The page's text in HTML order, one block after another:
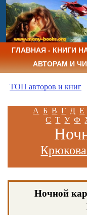
ГЛАВНАЯ - КНИГИ НА
АВТОРАМ И
ТОП авторов и книг
А Б В Г Д Е
С Т У Ф
Ночной